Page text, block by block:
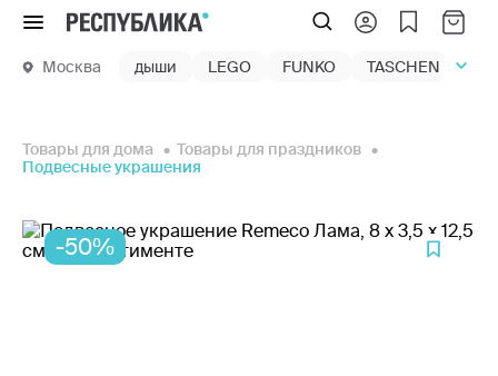
Меню
Москва дыши LEGO FUNKO TASCHEN
Товары для дома
Товары для праздников
Подвесные украшения
-50%